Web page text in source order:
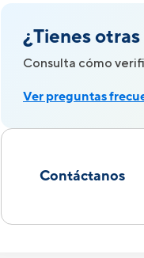
¿Tienes
Consulta cómo
Ver preguntas
Contáctanos
de manera